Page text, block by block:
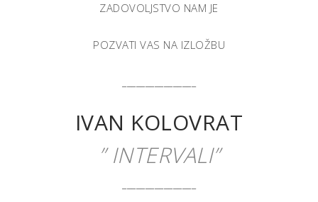
ZADOVOLJSTVO NAM JE
POZVATI VAS NA IZLOŽBU
IVAN KOLOVRAT
” INTERVALI”